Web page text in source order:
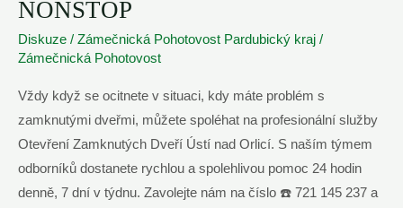
NONSTOP
Diskuze / Zámečnická Pohotovost Pardubický kraj /
Zámečnická Pohotovost
Vždy když se ocitnete v situaci, kdy máte problém s
zamknutými dveřmi, můžete spoléhat na profesionální služby
Otevření Zamknutých Dveří Ústí nad Orlicí. S naším týmem
odborníků dostanete rychlou a spolehlivou pomoc 24 hodin
denně, 7 dní v týdnu. Zavolejte nám na číslo ☎️ 721 145 237 a